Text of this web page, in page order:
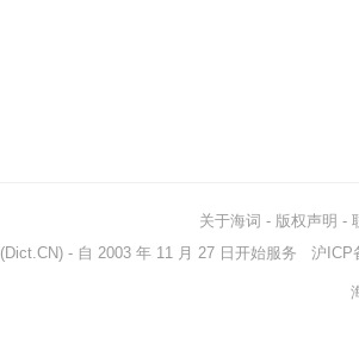
关于海词 - 版权声明 -
(Dict.CN) - 自 2003 年 11 月 27 日开始服务 沪ICP